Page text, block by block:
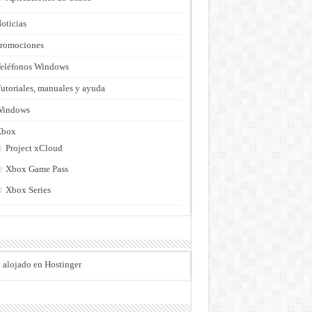
Windows
manuales y ayuda
Project xCloud
Xbox Game Pass
Xbox Series
en Hostinger